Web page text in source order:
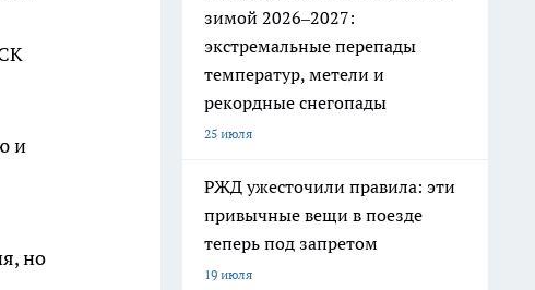
и
но
зимой 2026–2027:
экстремальные перепады
температур, метели и
рекордные снегопады
25 июля
РЖД ужесточили правила: эти
привычные вещи в поезде
теперь под запретом
19 июля